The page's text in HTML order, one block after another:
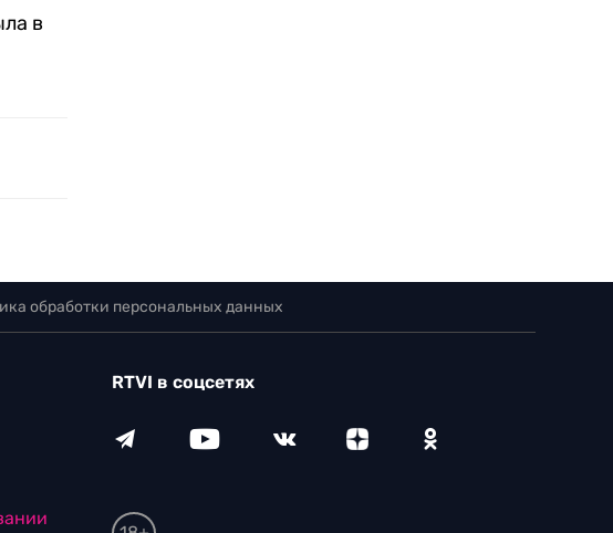
в
обработки персональных данных
RTVI в соцсетях